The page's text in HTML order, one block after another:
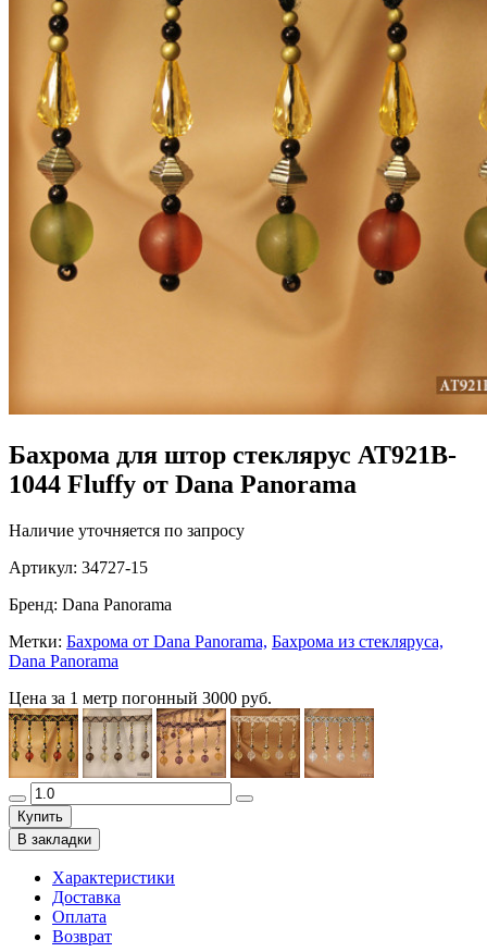
Бахрома для штор стеклярус AT921B-
1044 Fluffy от Dana Panorama
Наличие уточняется по запросу
Артикул: 34727-15
Бренд: Dana Panorama
Метки: Бахрома от Dana Panorama, Бахрома из стекляруса,
Dana Panorama
Цена за 1 метр погонный 3000 руб.
Купить
В закладки
Характеристики
Доставка
Оплата
Возврат